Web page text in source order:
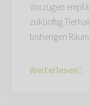
Vorzügen
zukünftig
bisherigen
Weiterlesen